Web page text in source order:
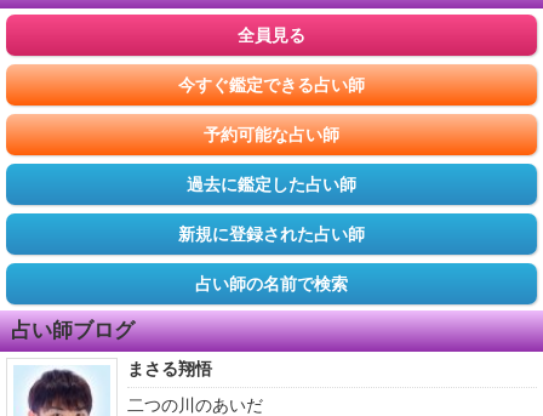
全員見る
今すぐ鑑定できる占い師
予約可能な占い師
過去に鑑定した占い師
新規に登録された占い師
占い師の名前で検索
占い師ブログ
まさる翔悟
二つの川のあいだ